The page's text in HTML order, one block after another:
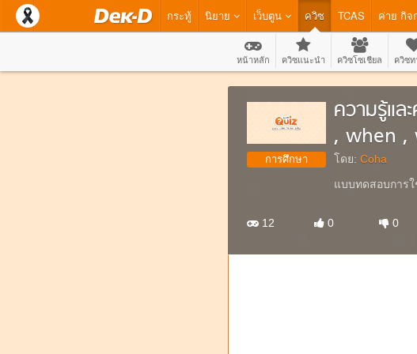
กระทู้ นิยาย เว็บตูน ควิซ TCAS ค่าย กิจ
หน้าหลัก ควิซแนะนำ ควิซโซเชียล ควิซท
การศึกษา
ความรู้แล
, when ,
โดย: Coha
แบบทดสอบการใ
12 0 0